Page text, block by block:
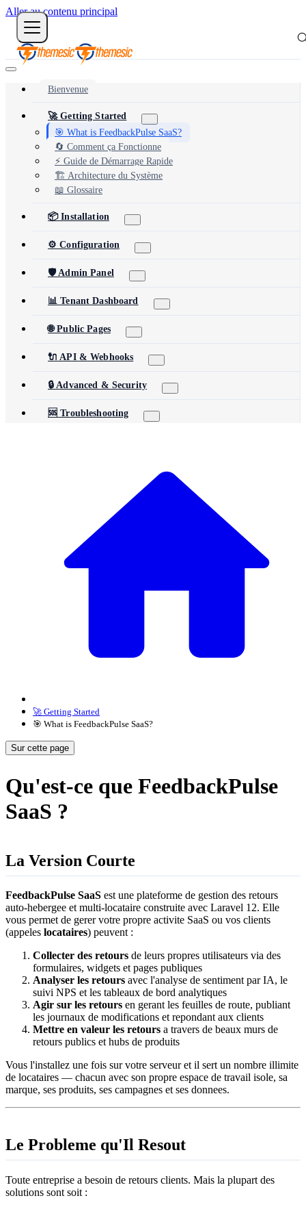
Aller au contenu principal
Bienvenue
🚀 Getting Started
🎯 What is FeedbackPulse SaaS?
🔄 Comment ça Fonctionne
⚡ Guide de Démarrage Rapide
🏗️ Architecture du Système
📖 Glossaire
📦 Installation
⚙️ Configuration
🛡️ Admin Panel
📊 Tenant Dashboard
🌐 Public Pages
🔌 API & Webhooks
🔒 Advanced & Security
🆘 Troubleshooting
🚀 Getting Started
🎯 What is FeedbackPulse SaaS?
Sur cette page
Qu'est-ce que FeedbackPulse
SaaS ?
La Version Courte
FeedbackPulse SaaS est une plateforme de gestion des retours
auto-hebergee et multi-locataire construite avec Laravel 12. Elle
vous permet de gerer votre propre activite SaaS ou vos clients
(appeles locataires) peuvent :
Collecter des retours de leurs propres utilisateurs via des
formulaires, widgets et pages publiques
Analyser les retours avec l'analyse de sentiment par IA, le
suivi NPS et les tableaux de bord analytiques
Agir sur les retours en gerant les feuilles de route, publiant
les journaux de modifications et repondant aux clients
Mettre en valeur les retours a travers de beaux murs de
retours publics et hubs de produits
Vous l'installez une fois sur votre serveur et il sert un nombre illimite
de locataires — chacun avec son propre espace de travail isole, sa
marque, ses produits, ses campagnes et ses donnees.
Le Probleme qu'Il Resout
Toute entreprise a besoin de retours clients. Mais la plupart des
solutions sont soit :